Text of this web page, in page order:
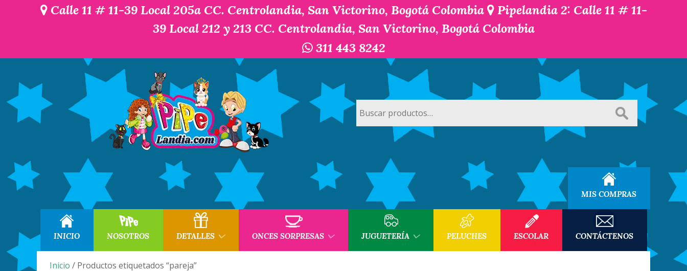
Calle 11 # 11-39 Local 205a CC. Centrolandia, San Victorino, Bogotá Colombia
Pipelandia 2: Calle 11 # 11-
39 Local 212 y 213 CC. Centrolandia, San Victorino, Bogotá Colombia
311 443 8242
por:
MIS COMPRAS
INICIO NOSOTROS DETALLES ONCES SORPRESAS JUGUETERÍA PELUCHES ESCOLAR CONTÁCTENOS
Inicio / Productos etiquetados “pareja”